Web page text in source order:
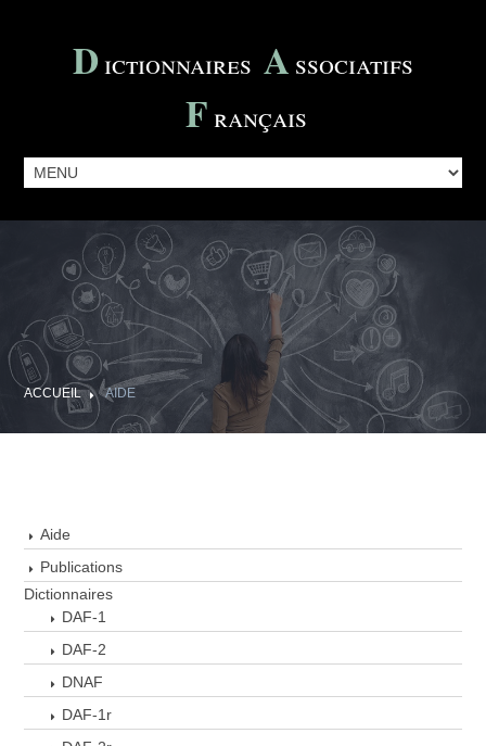
DIctionnaires A Ssociatifs
FRançais
ACCUEIL AIDE
Aide
Publications
Dictionnaires
DAF-1
DAF-2
DNAF
DAF-1r